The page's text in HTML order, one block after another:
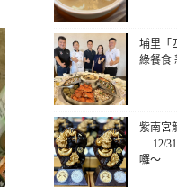
埔里「
綠餐食
紫南宮
12/31
囉～